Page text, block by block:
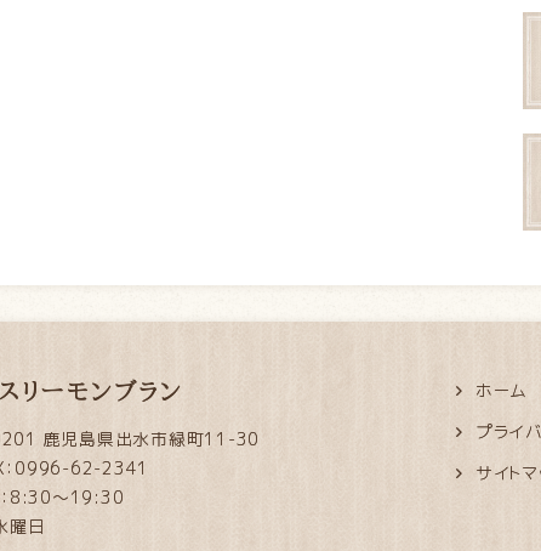
リーモンブラン
鹿児島県出水市緑町11-30
：0996-62-2341
8:30～19:30
曜日
ホーム
プライ
サイト